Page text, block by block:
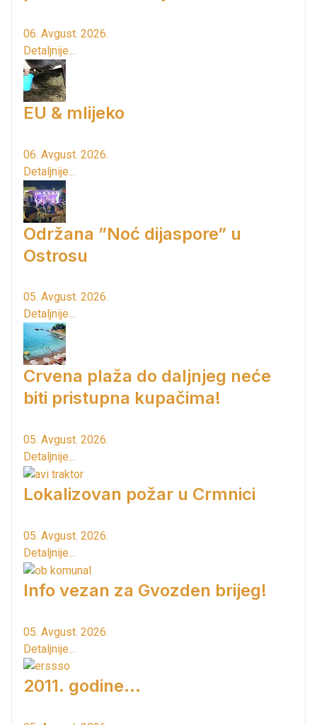
06. Avgust. 2026.
Detaljnije...
EU & mlijeko
06. Avgust. 2026.
Detaljnije...
Održana ”Noć dijaspore” u
Ostrosu
05. Avgust. 2026.
Detaljnije...
Crvena plaža do daljnjeg neće
biti pristupna kupačima!
05. Avgust. 2026.
Detaljnije...
Lokalizovan požar u Crmnici
05. Avgust. 2026.
Detaljnije...
Info vezan za Gvozden brijeg!
05. Avgust. 2026.
Detaljnije...
2011. godine...